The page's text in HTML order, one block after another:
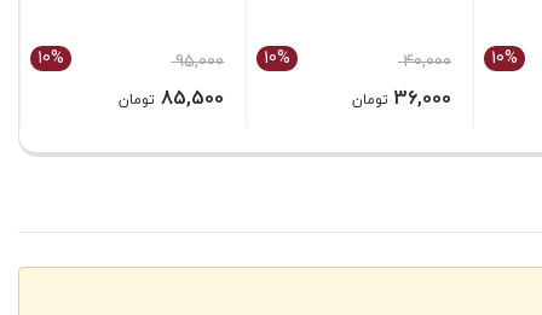
10%
10% 40,000
36,000 تومان
10% 95,000
85,500 تومان